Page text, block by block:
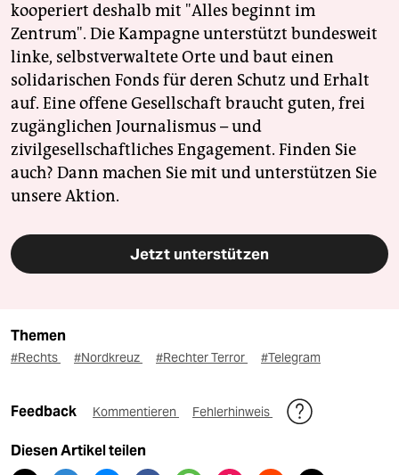
kooperiert deshalb mit "Alles beginnt im
Zentrum". Die Kampagne unterstützt bundesweit
linke, selbstverwaltete Orte und baut einen
solidarischen Fonds für deren Schutz und Erhalt
auf. Eine offene Gesellschaft braucht guten, frei
zugänglichen Journalismus – und
zivilgesellschaftliches Engagement. Finden Sie
auch? Dann machen Sie mit und unterstützen Sie
unsere Aktion.
Jetzt unterstützen
Themen
#Rechts #Nordkreuz #Rechter Terror #Telegram
Feedback Kommentieren Fehlerhinweis
Diesen Artikel teilen